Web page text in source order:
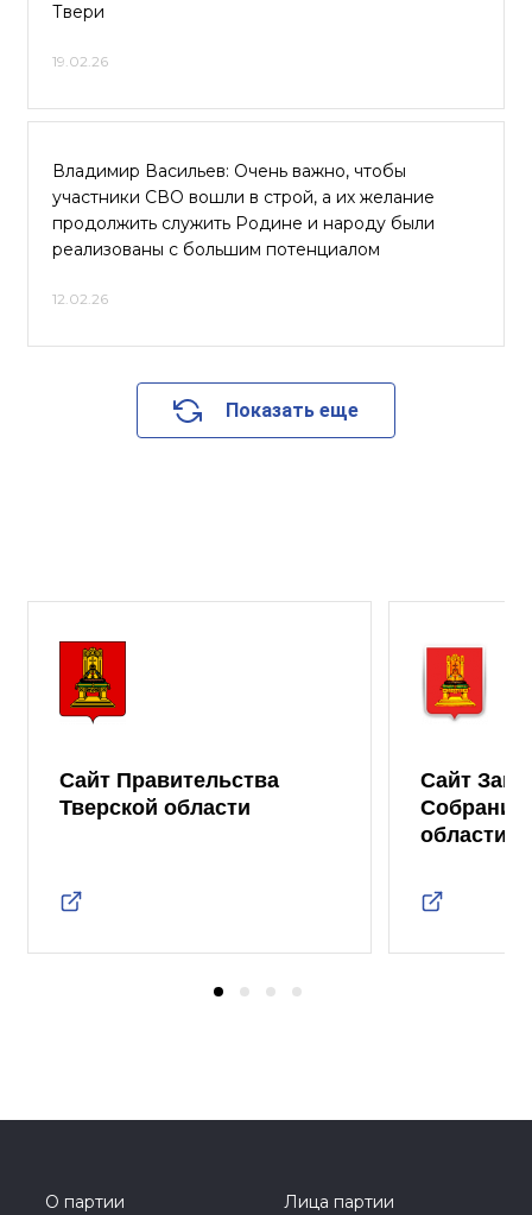
Твери
19.02.26
Владимир Васильев: Очень важно, чтобы
участники СВО вошли в строй, а их желание
продолжить служить Родине и народу были
реализованы с большим потенциалом
12.02.26
Показать еще
Сайт Правительства
Тверской области
Сайт
Собрания
области
О партии
Лица партии